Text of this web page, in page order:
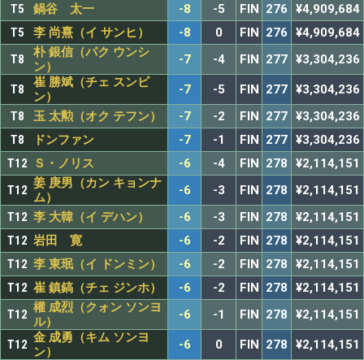
T5
鍋谷 太一 -8 -5 FIN 276
¥4,909,684
T5
李 尚熹（イ サンヒ） -8 0 FIN 276
¥4,909,684
T8
朴 銀信（パク ウンシ
ン）
-7 -4 FIN 277 ¥3,304,236
T8
崔 勝斌（チェ スンビ
ン）
-7 -5 FIN 277 ¥3,304,236
T8
玉 太勲（オク テフン） -7 -2 FIN 277 ¥3,304,236
T8
ドンファン -7 -1 FIN 277 ¥3,304,236
T12
Ｓ・ノリス -6 -4 FIN 278
¥2,114,151
T12 姜 庚男（カン キョンナ
ム）
-6 -3 FIN 278
¥2,114,151
T12 李 大韓（イ デハン） -6 -3 FIN 278
¥2,114,151
T12 岩田 寛 -6 -2 FIN 278
¥2,114,151
T12 李 東珉（イ ドンミン） -6 -2 FIN 278
¥2,114,151
T12 崔 鎮鎬（チェ ジンホ） -6 -2 FIN 278
¥2,114,151
T12 權 成烈（クォン ソンヨ
ル）
-6 -1 FIN 278 ¥2,114,151
T12 金 成勇（キム ソンヨ
ン）
-6 0 FIN 278
¥2,114,151